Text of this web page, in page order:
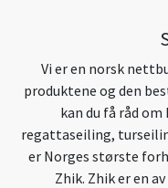
Vi er en norsk
produktene og den
kan du få råd
regattaseiling,
er Norges største
Zhik. Zhik er en